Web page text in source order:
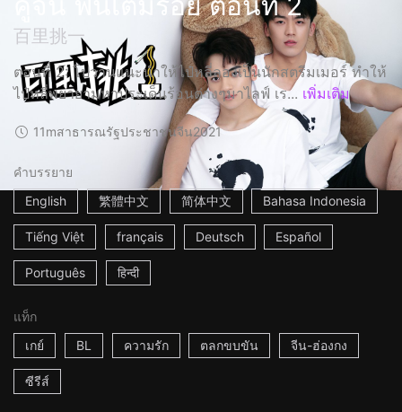
百里挑一
ตอนที่ 2: โปวานแนะนำให้ไป๋หลี่ลองเป็นนักสตรีมเมอร์ ทำให้
ไป๋หลี่พยายามหาประเด็นร้อนต่างๆมาไลฟ์ เร... เพิ่มเติม
11mสาธารณรัฐประชาชนจีน2021
คำบรรยาย
English
繁體中文 简体中文 Bahasa Indonesia
Tiếng Việt français Deutsch Español
Português हिन्दी
แท็ก
เกย์
BL ความรัก ตลกขบขัน จีน-ฮ่องกง
ซีรีส์